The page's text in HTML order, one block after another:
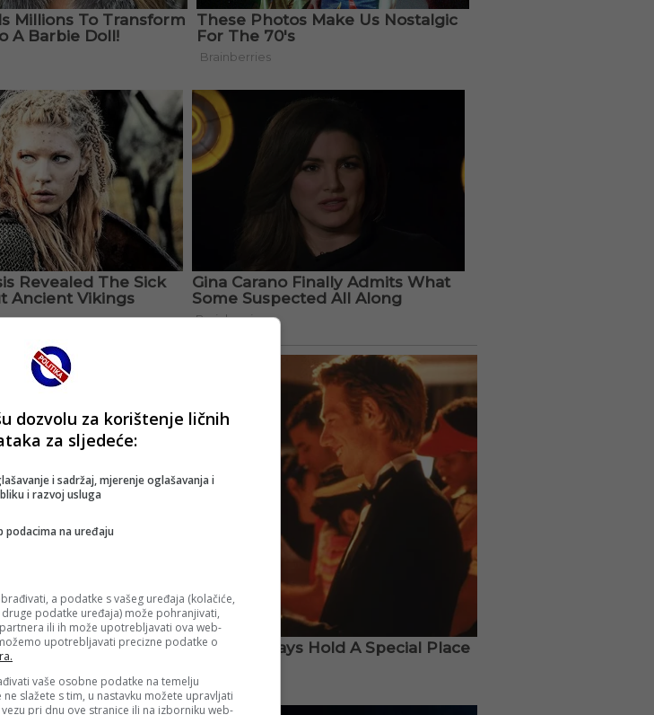
dozvolu za korištenje ličnih
za sljedeće:
i sadržaj, mjerenje oglašavanja i
i razvoj usluga
podacima na uređaju
a podatke s vašeg uređaja (kolačiće,
podatke uređaja) može pohranjivati,
ili ih može upotrebljavati ova web-
upotrebljavati precizne podatke o
vaše osobne podatke na temelju
slažete s tim, u nastavku možete upravljati
pri dnu ove stranice ili na izborniku web-